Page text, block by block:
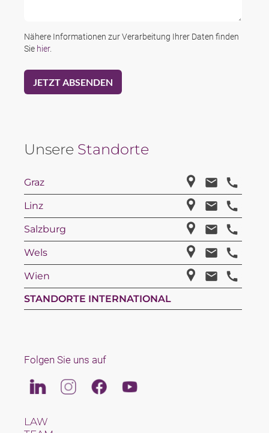
Nähere Informationen zur Verarbeitung Ihrer Daten finden
Sie hier.
Unsere Standorte
Graz
Linz
Salzburg
Wels
Wien
STANDORTE INTERNATIONAL
Folgen Sie uns auf
LinkedinInstagramFacebookYoutube
LAW